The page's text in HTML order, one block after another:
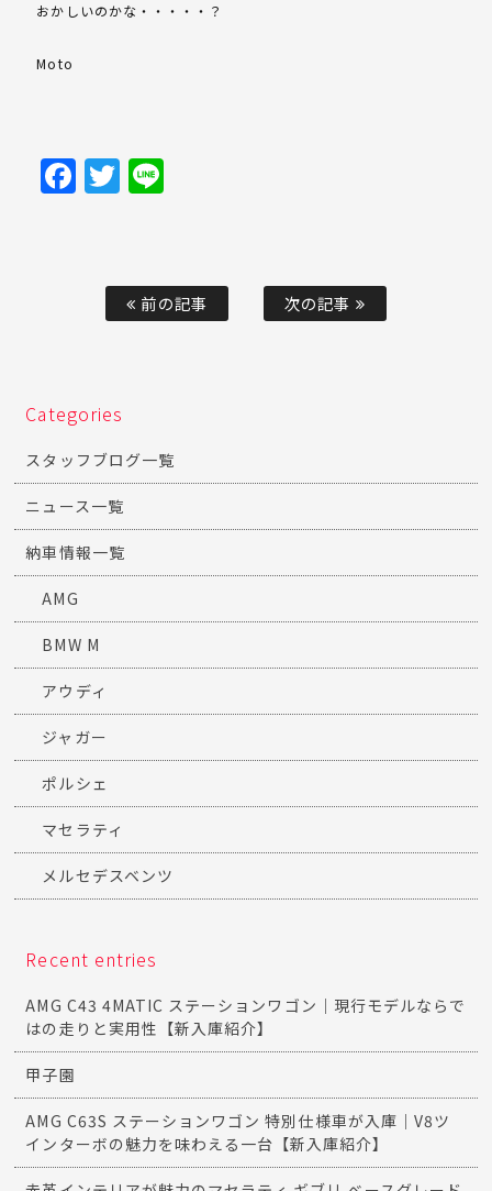
おかしいのかな・・・・・？
Moto
Facebook
Twitter
前の記事 次の記事
Categories
スタッフブログ一覧
ニュース一覧
納車情報一覧
AMG
BMW M
アウディ
ジャガー
ポルシェ
マセラティ
メルセデスベンツ
Recent entries
AMG C43 4MATIC ステーションワゴン｜現行モデルならで
はの走りと実用性【新入庫紹介】
甲子園
AMG C63S ステーションワゴン 特別仕様車が入庫｜V8ツ
インターボの魅力を味わえる一台【新入庫紹介】